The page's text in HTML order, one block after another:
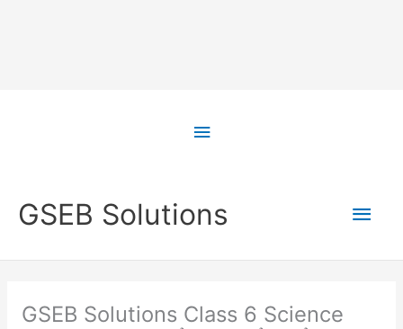
Above
GSEB Solutions
Main
GSEB Solutions Class 6 Science